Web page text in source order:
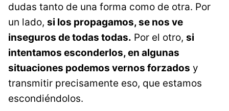
dudas tanto de una forma como de otra. Por
un lado, si los propagamos, se nos ve
inseguros de todas todas. Por el otro, si
intentamos esconderlos, en algunas
situaciones podemos vernos forzados y
transmitir precisamente eso, que estamos
escondiéndolos.